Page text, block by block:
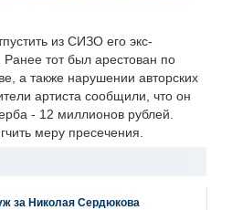
из СИЗО его экс-
тот был арестован по
а также нарушении авторских
артиста сообщили, что он
- 12 миллионов рублей.
меру пресечения.
за Николая Сердюкова